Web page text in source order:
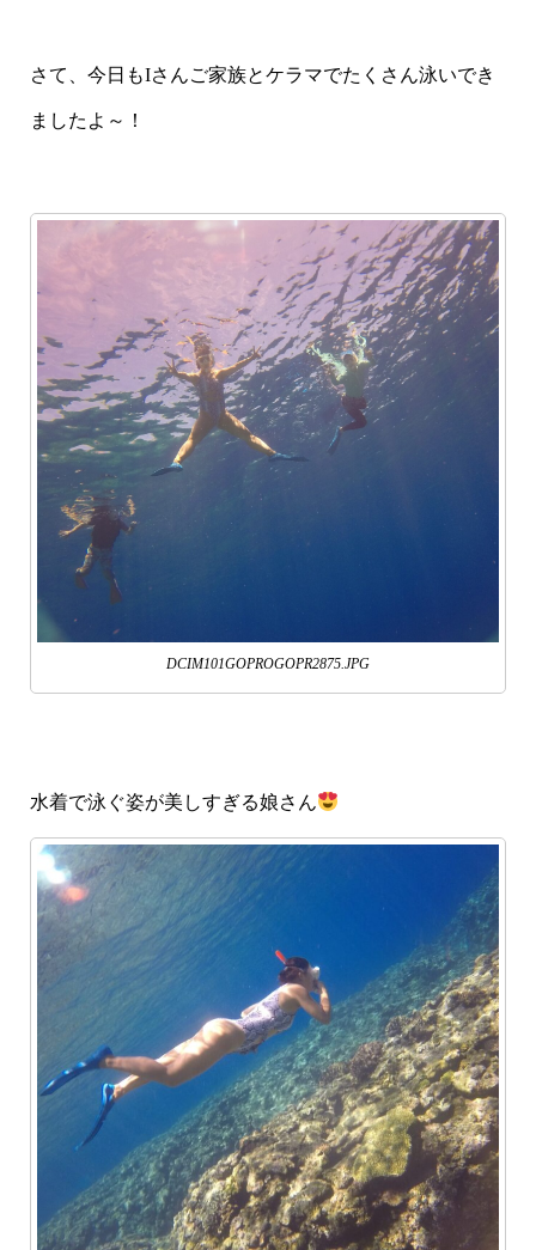
さて、今日もIさんご家族とケラマでたくさん泳いでき
ましたよ～！
DCIM101GOPROGOPR2875.JPG
水着で泳ぐ姿が美しすぎる娘さん